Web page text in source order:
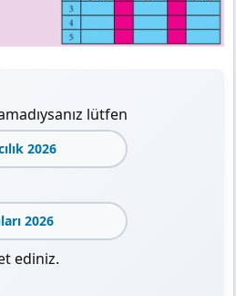
lütfen
2026
2026
ediniz.